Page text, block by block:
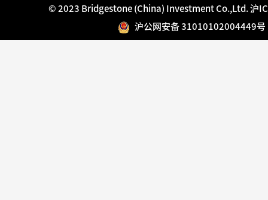
© 2023 Bridgestone (China) Investment Co.,Ltd.沪
沪公网安备 31010102004449号